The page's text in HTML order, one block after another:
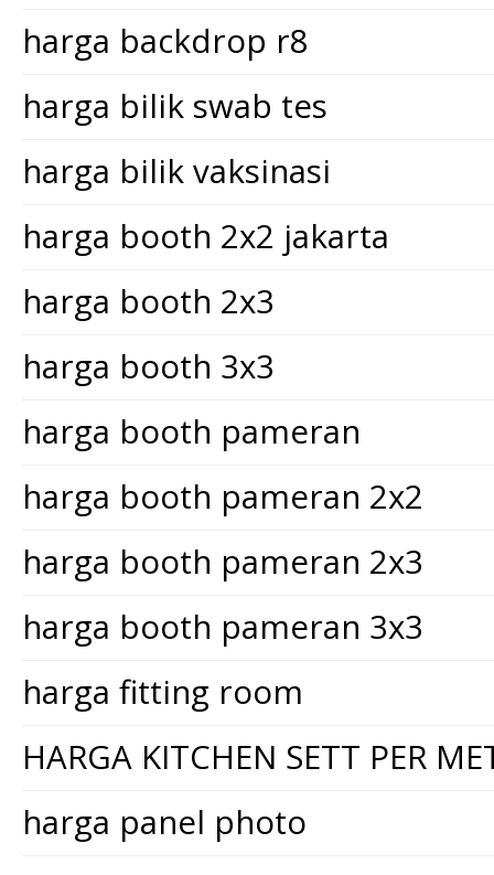
harga backdrop r8
harga bilik swab tes
harga bilik vaksinasi
harga booth 2x2 jakarta
harga booth 2x3
harga booth 3x3
harga booth pameran
harga booth pameran 2x2
harga booth pameran 2x3
harga booth pameran 3x3
harga fitting room
HARGA KITCHEN SETT PER
harga panel photo